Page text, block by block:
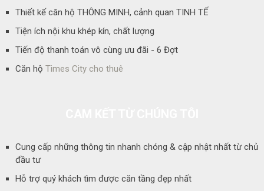
Thiết kế căn hộ THÔNG MINH, cảnh quan TINH TẾ
Tiện ích nội khu khép kín, chất lượng
Tiến độ thanh toán vô cùng ưu đãi - 6 Đợt
Căn hộ Times City cho thuê
Cung cấp những thông tin nhanh chóng & cập nhật nhất từ chủ
đầu tư
Hỗ trợ quý khách tìm được căn tầng đẹp nhất